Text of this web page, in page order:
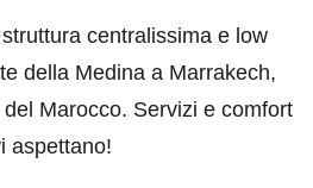
centralissima e low
della Medina a Marrakech,
Marocco. Servizi e comfort
aspettano!